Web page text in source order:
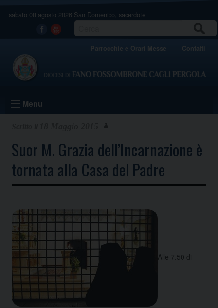
sabato 08 agosto 2026 San Domenico, sacerdote
Facebook
Youtube
Parrocchie e Orari Messe Contatti
Menu
Suor M. Grazia dell’Incarnazione è
tornata alla Casa del Padre
Alle 7.50 di